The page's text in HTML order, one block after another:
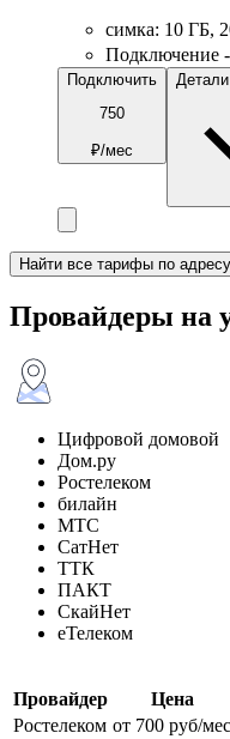
симка: 10 ГБ,
Подключение
Подключить
750
₽/мес
Найти все тарифы по адресу
Провайдеры на
Цифровой домовой
Дом.ру
Ростелеком
билайн
МТС
СатНет
ТТК
ПАКТ
СкайНет
еТелеком
Провайдер Цена
Ростелеком от 700 руб/мес